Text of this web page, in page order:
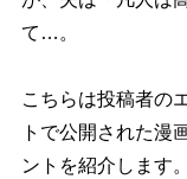
て…。
こちらは投稿者の
トで公開された漫
ントを紹介します。